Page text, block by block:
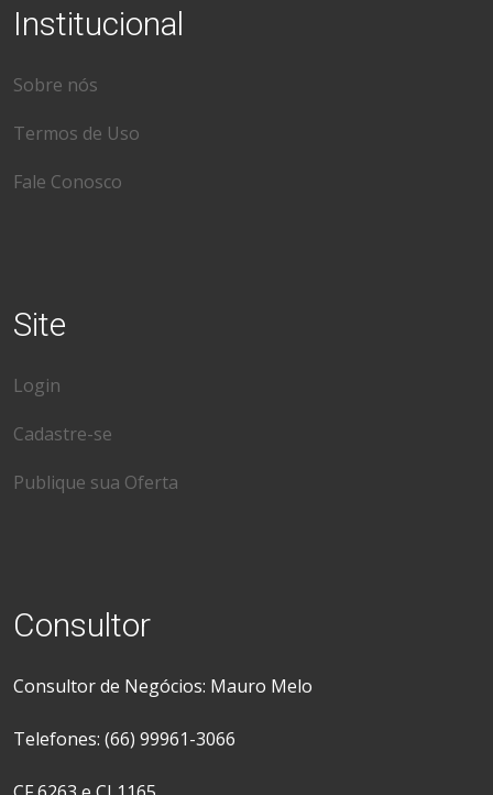
Institucional
Sobre nós
Termos de Uso
Fale Conosco
Site
Login
Cadastre-se
Publique sua Oferta
Consultor
Consultor de Negócios: Mauro Melo
Telefones: (66) 99961-3066